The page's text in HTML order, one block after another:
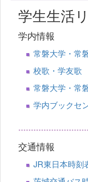
学生生活
学内情報
常磐大学・常
校歌・学友歌
常磐大学・常
学内ブックセ
交通情報
JR東日本時刻